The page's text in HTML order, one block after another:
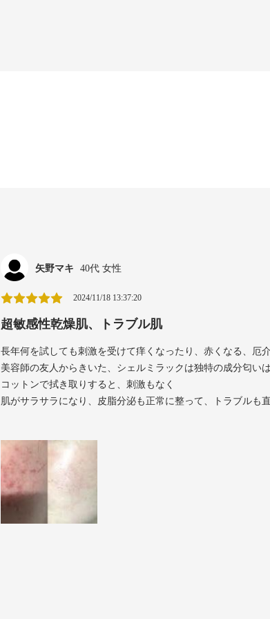
矢野マキ 40代 女性
2024/11/18 13:37:20
超敏感性乾燥肌、トラブル肌
長年何を試しても刺激を受けて痒くなったり、赤くなる、厄介
美容師の友人からきいた、シェルミラックは独特の成分匂い
コットンで拭き取りすると、刺激もなく
肌がサラサラになり、皮脂分泌も正常に整って、トラブルも